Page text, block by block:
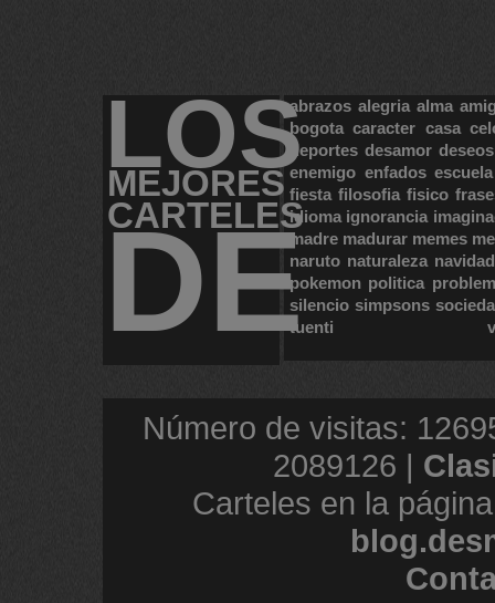
LOS
MEJORES
CARTELES
DE
abrazos alegria alma
bogota caracter casa
deportes desamor deseos
enemigo enfados escuela
fiesta filosofia fisico
idioma ignorancia
madre madurar memes
naruto naturaleza navidad
pokemon politica
silencio simpsons
tuenti
Número de visitas:
2089126 |
Carteles en la